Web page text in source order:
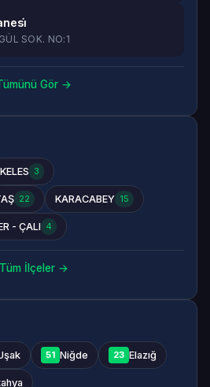
SOK. NO:1
Gör →
KELES 3
22 KARACABEY 15
- ÇALI 4
Tüm İlçeler →
51 Niğde 23 Elazığ